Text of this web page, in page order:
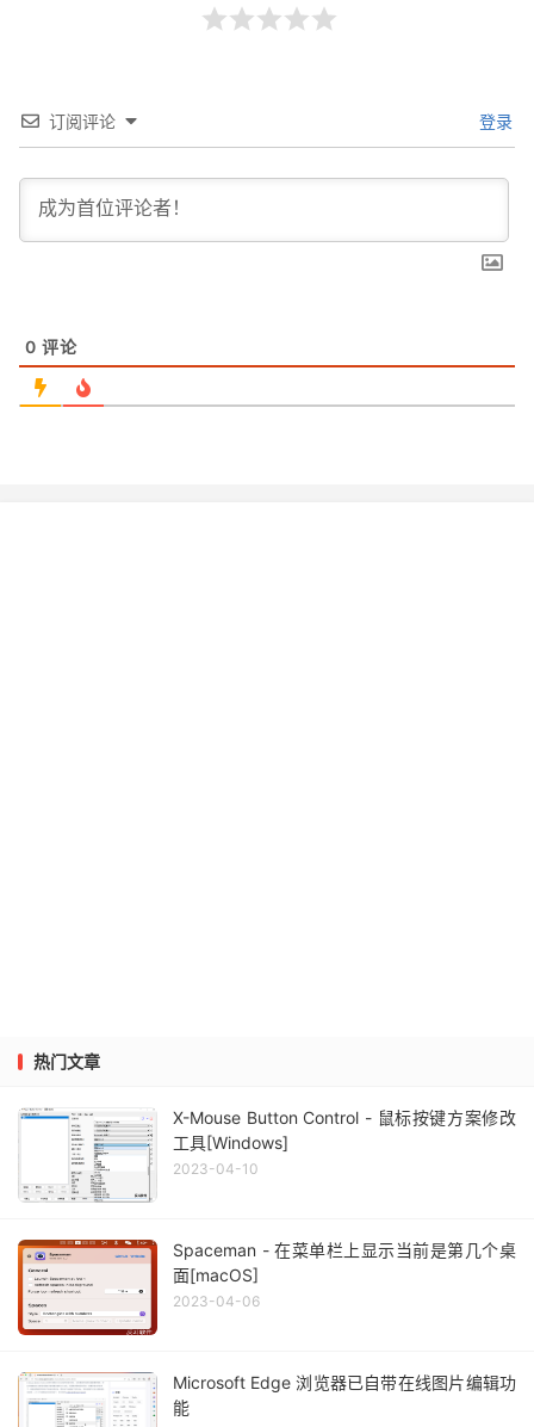
订阅评论 登录
0 评论
热门文章
X-Mouse Button Control - 鼠标按键方案修改
工具[Windows]
2023-04-10
Spaceman - 在菜单栏上显示当前是第几个桌
面[macOS]
2023-04-06
Microsoft Edge 浏览器已自带在线图片编辑功
能